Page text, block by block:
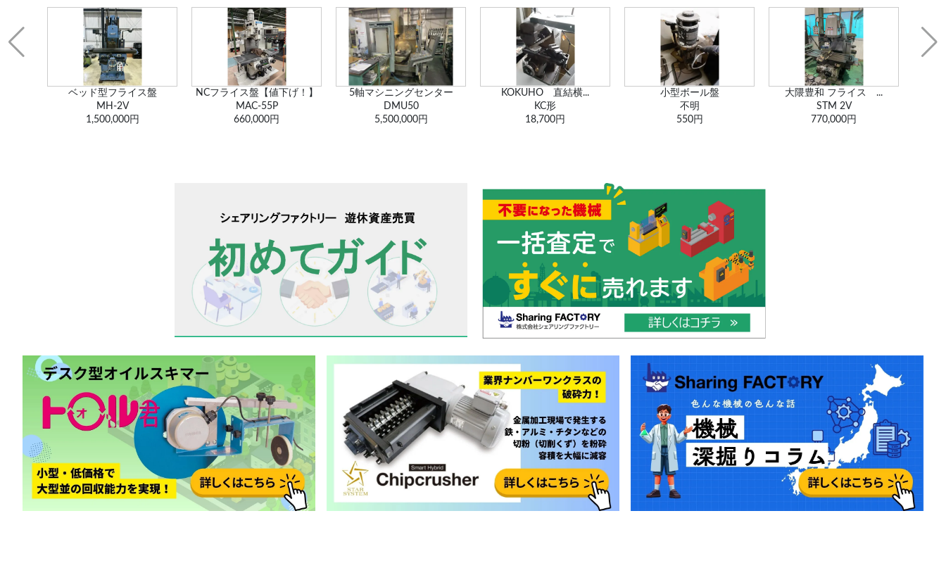
NCフライス盤【値下げ！】
MAC-55P
660,000円
5軸マシニングセンター
DMU50
5,500,000円
KOKUHO 直結横...
KC形
18,700円
小型ボール盤
不明
550円
大隈豊和 フライス ...
STM 2V
770,000円
トーマドリペット
TEA
385,000円